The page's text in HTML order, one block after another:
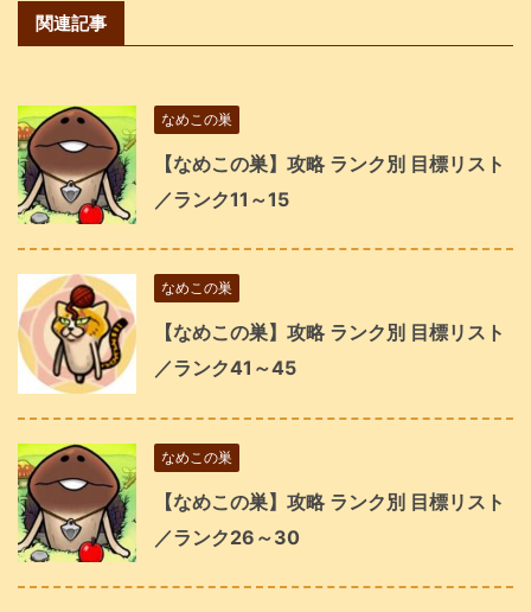
関連記事
なめこの巣
【なめこの巣】攻略 ランク別 目標リスト
／ランク11～15
なめこの巣
【なめこの巣】攻略 ランク別 目標リスト
／ランク41～45
なめこの巣
【なめこの巣】攻略 ランク別 目標リスト
／ランク26～30